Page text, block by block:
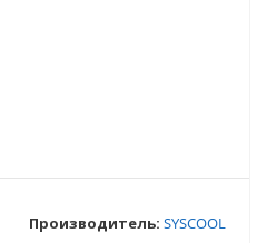
Производитель: SYSCOOL